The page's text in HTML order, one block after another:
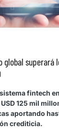
superará
fintech
125 mil
aportando
crediticia.